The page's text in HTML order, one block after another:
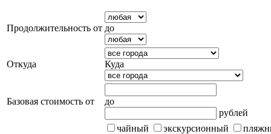
Продолжительность от до
Откуда Куда
Базовая стоимость от
до
рублей
чайный экскурсионный